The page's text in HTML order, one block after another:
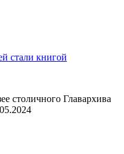
стали книгой
столичного Главархива